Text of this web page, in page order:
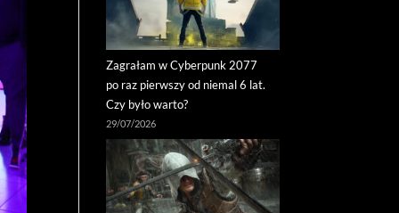
Zagrałam w Cyberpunk 2077
po raz pierwszy od niemal 6 lat.
Czy było warto?
29/07/2026